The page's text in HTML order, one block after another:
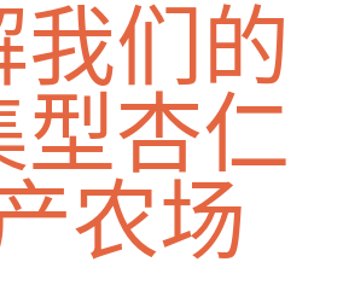
我们的
型杏仁
农场